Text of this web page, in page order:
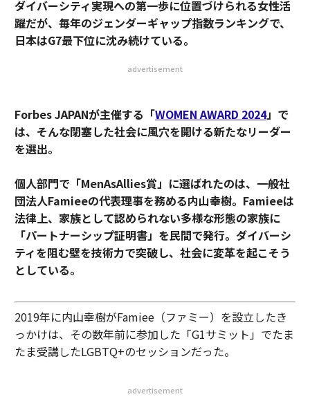
ダイバーシティ実現への第一歩に位置づけられる女性活
躍だが、毎年のジェンダーギャップ指数ランキングで、
日本はG7最下位に沈み続けている。
advertisement
Forbes JAPANが主催する「WOMEN AWARD 2024」で
は、そんな閉塞した社会に風穴を開ける新たなリーダー
を選出。
個人部門で「MenAsAllies賞」に選ばれたのは、一般社
団法人Famieeの代表理事を務める内山幸樹。Famieeは
法律上、家族として認められない多様な形態の家族に
「パートナーシップ証明書」を民間で発行。ダイバーシ
ティを阻む壁を技術力で突破し、社会に変革を起こそう
としている。
2019年に内山幸樹がFamiee（ファミー）を設立したき
っかけは、その数年前に参加した「G1サミット」でたま
たま受講したLGBTQ+のセッションだった。
advertisement